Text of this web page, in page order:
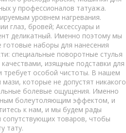
у профессионалов татуажа.
уровнем нагревания.
глаз, бровей; Аксессуары и
деликатный. Именно поэтому мы
наборы для нанесения
специальные поворотные стулья
изящные подставки для
требует особой чистоты. В нашем
которые не допустят никакого
болевые ощущения. Именно
болеутоляющим эффектом, и
к нам, и мы будем рады
сопутствующих товаров, чтобы
тату.